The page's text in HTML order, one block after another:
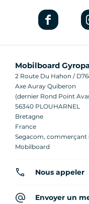
Mobilboard
2 Route Du Hahon /
Axe Auray Quiberon
(dernier Rond Point
56340 PLOUHARNEL
Bretagne
France
Segacom, commerçant
Mobilboard
Nous appeler
Envoyer un